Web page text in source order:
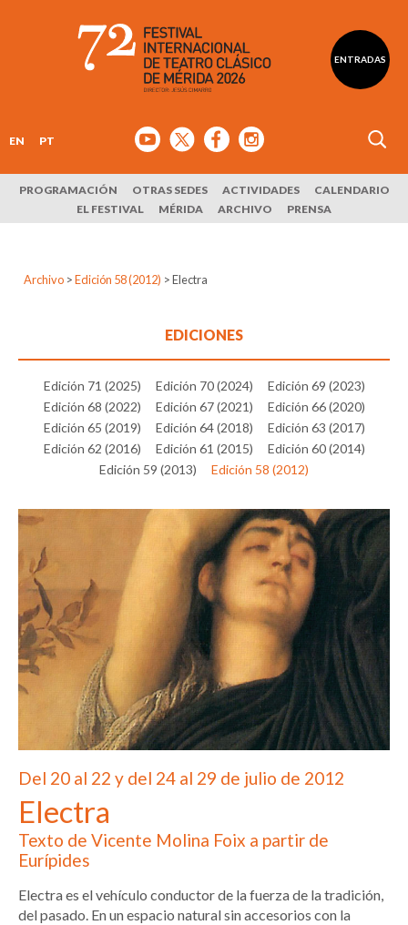
ENTRADAS
EN PT
PROGRAMACIÓN OTRAS SEDES ACTIVIDADES
CALENDARIO
EL FESTIVAL
MÉRIDA ARCHIVO PRENSA
Archivo > Edición 58 (2012) >Electra
EDICIONES
Edición 71 (2025) Edición 70 (2024)
Edición 69 (2023)
Edición 68 (2022)
Edición 67 (2021)
Edición 66 (2020)
Edición 65 (2019)
Edición 64 (2018)
Edición 63 (2017)
Edición 62 (2016)
Edición 61 (2015)
Edición 60 (2014)
Edición 59 (2013)
Edición 58 (2012)
Del 20 al 22 y del 24 al 29 de julio de 2012
Electra
Texto de Vicente Molina Foix a partir de
Eurípides
Electra es el vehículo conductor de la fuerza de la tradición,
del pasado. En un espacio natural sin accesorios con la